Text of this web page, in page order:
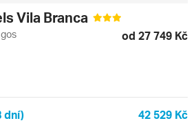
Vila Branca
od 27 749 Kč
dní) 42 529 Kč